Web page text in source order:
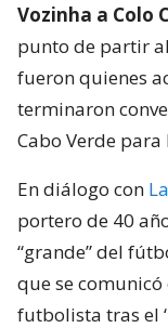
Vozinha a Colo
punto de partir
fueron quienes
terminaron
Cabo Verde para
En diálogo con
portero de 40
“grande” del
que se comunicó
futbolista tras el